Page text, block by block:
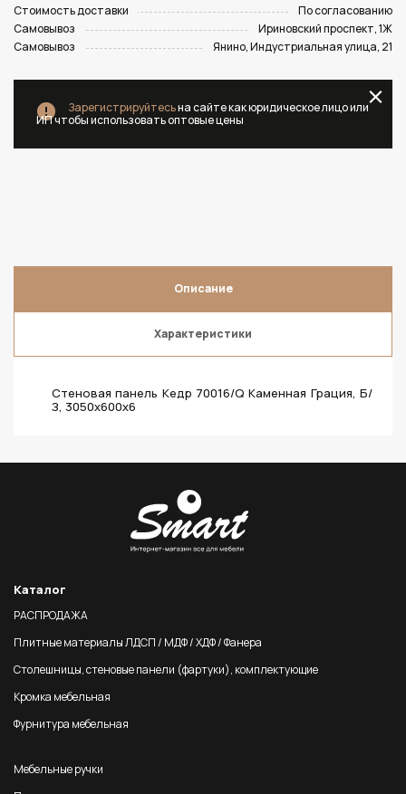
Стоимость доставки
По согласованию
Самовывоз
Ириновский проспект, 1Ж
Самовывоз
Янино, Индустриальная улица, 21
Зарегистрируйтесьна сайте как юридическое лицо или
ИП чтобы использовать оптовые цены
Описание
Характеристики
Стеновая панель Кедр 70016/Q Каменная Грация, Б/
З, 3050х600х6
Каталог
РАСПРОДАЖА
Плитные материалы ЛДСП / МДФ / ХДФ / Фанера
Столешницы, стеновые панели (фартуки), комплектующие
Кромка мебельная
Фурнитура мебельная
Мебельные ручки